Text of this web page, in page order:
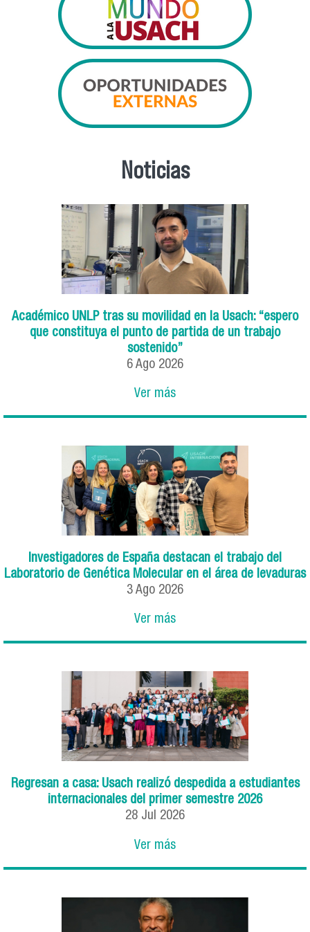
Noticias
Académico UNLP tras su movilidad en la Usach: “espero
que constituya el punto de partida de un trabajo
sostenido”
6 Ago 2026
Ver más
Investigadores de España destacan el trabajo del
Laboratorio de Genética Molecular en el área de levaduras
3 Ago 2026
Ver más
Regresan a casa: Usach realizó despedida a estudiantes
internacionales del primer semestre 2026
28 Jul 2026
Ver más